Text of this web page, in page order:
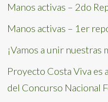
Manos activas – 2do
Manos activas – 1er
¡Vamos a unir nuestras
Proyecto Costa Viva es
del Concurso Nacional